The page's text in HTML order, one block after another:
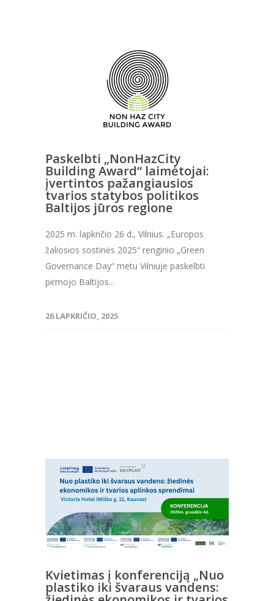
Paskelbti „NonHazCity
Building Award“ laimėtojai:
įvertintos pažangiausios
tvarios statybos politikos
Baltijos jūros regione
2025 m. lapkričio 26 d., Vilnius. „Europos
žaliosios sostinės 2025“ renginio „Green
Governance Day“ metu Vilniuje paskelbti
pirmojo Baltijos...
26 LAPKRIČIO, 2025
Kvietimas į konferenciją „Nuo
plastiko iki švaraus vandens: